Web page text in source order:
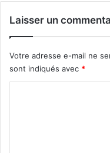
revenus
sécurise sa retraite
cadre d’un viager
financer des projets
rente assure un
revalorisé.
Laisser un
Votre adresse e-mail ne
sont indiqués avec *